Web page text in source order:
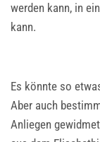
werden kann, in
kann.
Es könnte so
Aber auch
Anliegen